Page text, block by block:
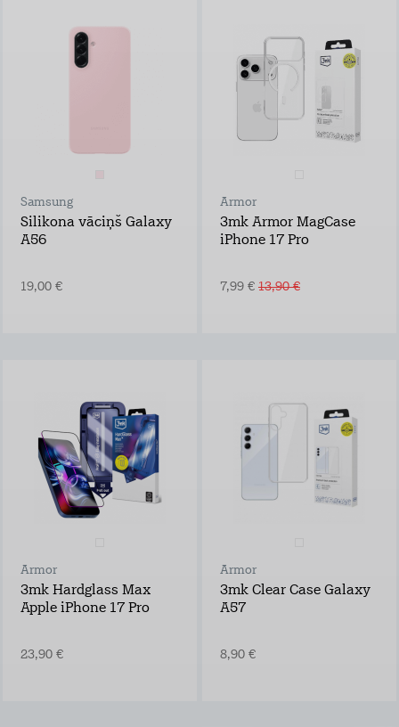
Samsung
Silikona vāciņš Galaxy
A56
19,00 €
Armor
3mk Armor MagCase
iPhone 17 Pro
7,99 € 13,90 €
Armor
3mk Hardglass Max
Apple iPhone 17 Pro
23,90 €
Armor
3mk Clear Case Galaxy
A57
8,90 €